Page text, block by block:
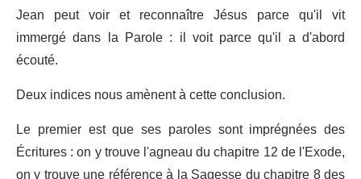
Jean peut voir et reconnaître Jésus parce qu'il vit
immergé dans la Parole : il voit parce qu'il a d'abord
écouté.
Deux indices nous amènent à cette conclusion.
Le premier est que ses paroles sont imprégnées des
Écritures : on y trouve l'agneau du chapitre 12 de l'Exode,